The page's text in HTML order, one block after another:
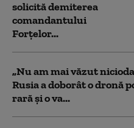
solicită demiterea
comandantului
Forțelor...
„Nu am mai văzut
Rusia a doborât o dronă
rară și o va...